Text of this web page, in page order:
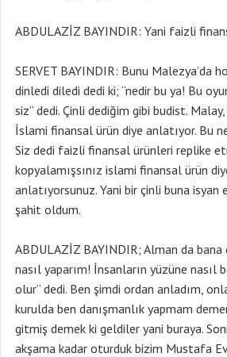
ABDULAZİZ BAYINDIR: Yani faizli
SERVET BAYINDIR: Bunu Malezya’da
dinledi diledi dedi ki; “nedir bu ya! Bu
siz” dedi. Çinli dediğim gibi budist.
İslami finansal ürün diye anlatıyor. Bu
Siz dedi faizli finansal ürünleri replike
kopyalamışsınız islami finansal ürün
anlatıyorsunuz. Yani bir çinli buna
şahit oldum.
ABDULAZİZ BAYINDIR; Alman da bana
nasıl yaparım! İnsanların yüzüne nasıl
olur” dedi. Ben şimdi ordan anladım,
kurulda ben danışmanlık yapmam
gitmiş demek ki geldiler yani buraya.
akşama kadar oturduk bizim Mustafa